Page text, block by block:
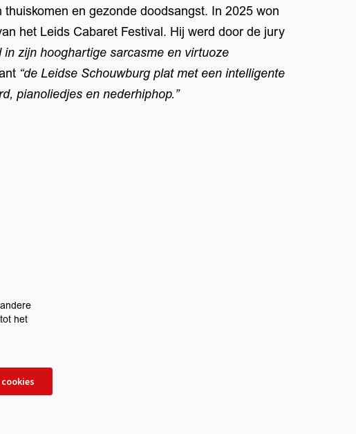
en gezonde doodsangst. In 2025 won
het Leids Cabaret Festival. Hij werd door de jury
in zijn hooghartige sarcasme en virtuoze
“de Leidse Schouwburg plat met een intelligente
pianoliedjes en nederhiphop.”
het